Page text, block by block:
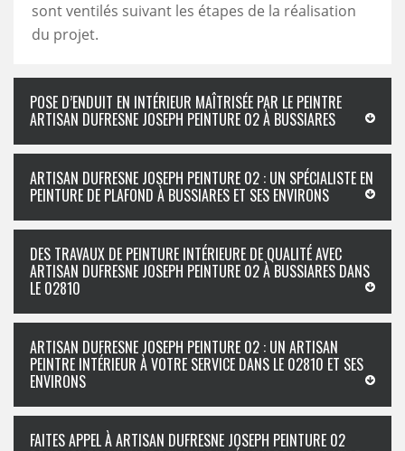
sont ventilés suivant les étapes de la réalisation
du projet.
POSE D’ENDUIT EN INTÉRIEUR MAÎTRISÉE PAR LE PEINTRE
ARTISAN DUFRESNE JOSEPH PEINTURE 02 À BUSSIARES
ARTISAN DUFRESNE JOSEPH PEINTURE 02 : UN SPÉCIALISTE EN
PEINTURE DE PLAFOND À BUSSIARES ET SES ENVIRONS
DES TRAVAUX DE PEINTURE INTÉRIEURE DE QUALITÉ AVEC
ARTISAN DUFRESNE JOSEPH PEINTURE 02 À BUSSIARES DANS
LE 02810
ARTISAN DUFRESNE JOSEPH PEINTURE 02 : UN ARTISAN
PEINTRE INTÉRIEUR À VOTRE SERVICE DANS LE 02810 ET SES
ENVIRONS
FAITES APPEL À ARTISAN DUFRESNE JOSEPH PEINTURE 02